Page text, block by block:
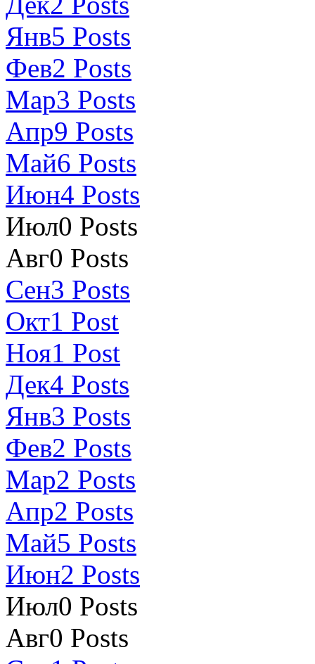
Янв5 Posts
Фев2 Posts
Мар3 Posts
Апр9 Posts
Май6 Posts
Июн4 Posts
Июл0 Posts
Авг0 Posts
Сен3 Posts
Окт1 Post
Ноя1 Post
Дек4 Posts
Янв3 Posts
Фев2 Posts
Мар2 Posts
Апр2 Posts
Май5 Posts
Июн2 Posts
Июл0 Posts
Авг0 Posts